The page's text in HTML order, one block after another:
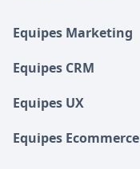
Equipes Marketing
Equipes CRM
Equipes UX
Equipes Ecommerce